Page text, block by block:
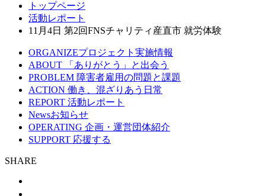
トップページ
活動レポート
11月4日 第2回FNSチャリティ産直市 就労体験
ORGANIZEプロジェクト実施情報
ABOUT
「ありがとう」と出会う
PROBLEM 障害者雇用の問題と課題
ACTION 働き、混ざりあう日常
REPORT 活動レポート
Newsお知らせ
OPERATING 企画・運営団体紹介
SUPPORT 応援する
SHARE